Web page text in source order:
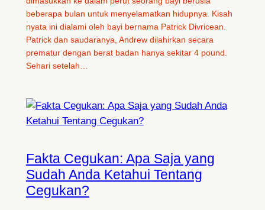
beberapa bulan untuk menyelamatkan hidupnya. Kisah
nyata ini dialami oleh bayi bernama Patrick Divricean.
Patrick dan saudaranya, Andrew dilahirkan secara
prematur dengan berat badan hanya sekitar 4 pound.
Sehari setelah…
Fakta Cegukan: Apa Saja yang
Sudah Anda Ketahui Tentang
Cegukan?